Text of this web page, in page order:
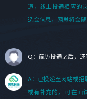
道，线上投递相应的
选会信息，网思将会
Q：简历投递之后，还
A：已投递至网站或招
或有补充的， 可在面